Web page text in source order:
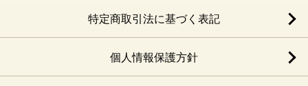
特定商取引法に基づく表記
個人情報保護方針